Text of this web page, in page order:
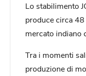
Lo stabilimento
produce circa
mercato indiano
Tra i momenti
produzione di